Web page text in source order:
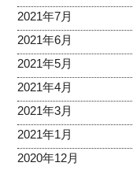
2021年7月
2021年6月
2021年5月
2021年4月
2021年3月
2021年1月
2020年12月